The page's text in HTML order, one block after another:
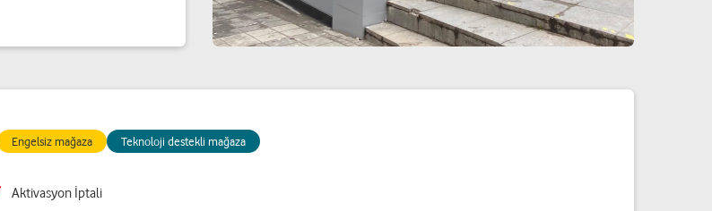
Engelsiz mağaza Teknoloji destekli mağaza
Aktivasyon İptali